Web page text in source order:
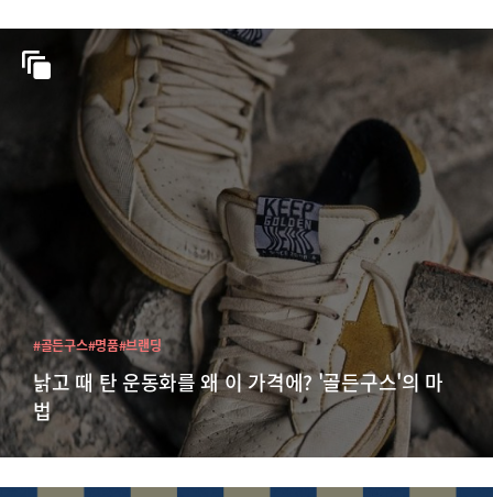
낡고 때 탄 운동화를 왜 이 가격에? '골든구스'의 마
법
#골든구스#명품#브랜딩